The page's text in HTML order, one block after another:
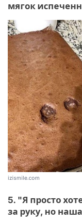
мягок
izismile.com
5. "Я просто
за руку, но